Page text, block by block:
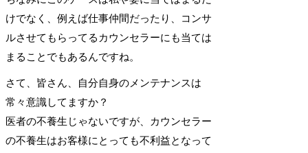
けでなく、例えば仕事仲間だったり、コンサ
ルさせてもらってるカウンセラーにも当ては
まることでもあるんですね。
さて、皆さん、自分自身のメンテナンスは
常々意識してますか？
医者の不養生じゃないですが、カウンセラー
の不養生はお客様にとっても不利益となって